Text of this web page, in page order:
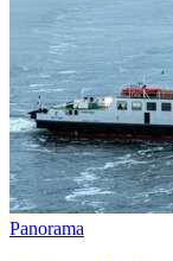
Panorama